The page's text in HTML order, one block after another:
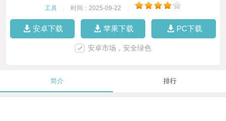
工具 时间：2025-09-22
安卓下载 苹果下载 PC下载
安卓市场，安全绿色
简介 排行